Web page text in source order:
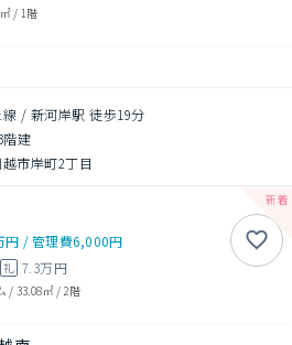
/ 1階
線 / 新河岸駅 徒歩19分
階建
市岸町2丁目
円 /管理費6,000円
礼 7.3万円
/ 33.08㎡/ 2階